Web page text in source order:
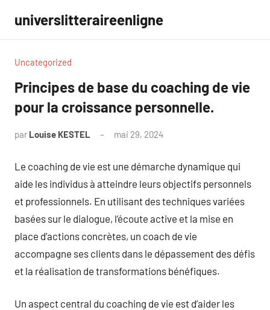
contenu
universlitteraireenligne
Uncategorized
Principes de base du coaching de vie
pour la croissance personnelle.
par Louise KESTEL mai 29, 2024
Le coaching de vie est une démarche dynamique qui
aide les individus à atteindre leurs objectifs personnels
et professionnels. En utilisant des techniques variées
basées sur le dialogue, l’écoute active et la mise en
place d’actions concrètes, un coach de vie
accompagne ses clients dans le dépassement des défis
et la réalisation de transformations bénéfiques.
Un aspect central du coaching de vie est d’aider les